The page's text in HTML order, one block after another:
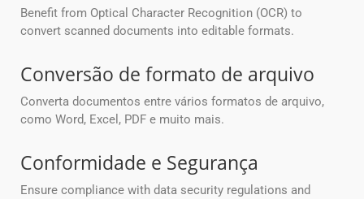
Benefit from Optical Character Recognition (OCR) to
convert scanned documents into editable formats.
Conversão de formato de arquivo
Converta documentos entre vários formatos de arquivo,
como Word, Excel, PDF e muito mais.
Conformidade e Segurança
Ensure compliance with data security regulations and